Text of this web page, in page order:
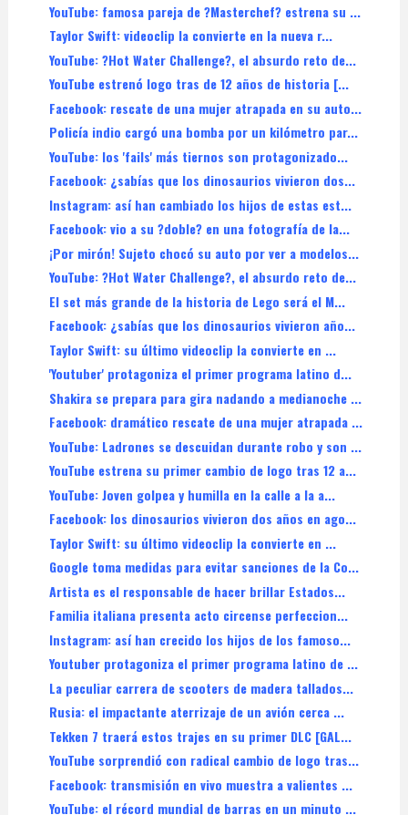
YouTube: famosa pareja de ?Masterchef? estrena su ...
Taylor Swift: videoclip la convierte en la nueva r...
YouTube: ?Hot Water Challenge?, el absurdo reto de...
YouTube estrenó logo tras de 12 años de historia [...
Facebook: rescate de una mujer atrapada en su auto...
Policía indio cargó una bomba por un kilómetro par...
YouTube: los 'fails' más tiernos son protagonizado...
Facebook: ¿sabías que los dinosaurios vivieron dos...
Instagram: así han cambiado los hijos de estas est...
Facebook: vio a su ?doble? en una fotografía de la...
¡Por mirón! Sujeto chocó su auto por ver a modelos...
YouTube: ?Hot Water Challenge?, el absurdo reto de...
El set más grande de la historia de Lego será el M...
Facebook: ¿sabías que los dinosaurios vivieron año...
Taylor Swift: su último videoclip la convierte en ...
'Youtuber' protagoniza el primer programa latino d...
Shakira se prepara para gira nadando a medianoche ...
Facebook: dramático rescate de una mujer atrapada ...
YouTube: Ladrones se descuidan durante robo y son ...
YouTube estrena su primer cambio de logo tras 12 a...
YouTube: Joven golpea y humilla en la calle a la a...
Facebook: los dinosaurios vivieron dos años en ago...
Taylor Swift: su último videoclip la convierte en ...
Google toma medidas para evitar sanciones de la Co...
Artista es el responsable de hacer brillar Estados...
Familia italiana presenta acto circense perfeccion...
Instagram: así han crecido los hijos de los famoso...
Youtuber protagoniza el primer programa latino de ...
La peculiar carrera de scooters de madera tallados...
Rusia: el impactante aterrizaje de un avión cerca ...
Tekken 7 traerá estos trajes en su primer DLC [GAL...
YouTube sorprendió con radical cambio de logo tras...
Facebook: transmisión en vivo muestra a valientes ...
YouTube: el récord mundial de barras en un minuto ...